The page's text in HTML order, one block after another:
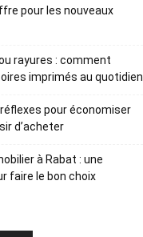
pour les nouveaux
rayures : comment
imprimés au quotidien
pour économiser
d’acheter
à Rabat : une
faire le bon choix